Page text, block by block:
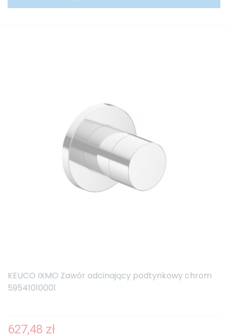
KEUCO IXMO Zawór odcinający podtynkowy chrom
59541010001
627,48 zł